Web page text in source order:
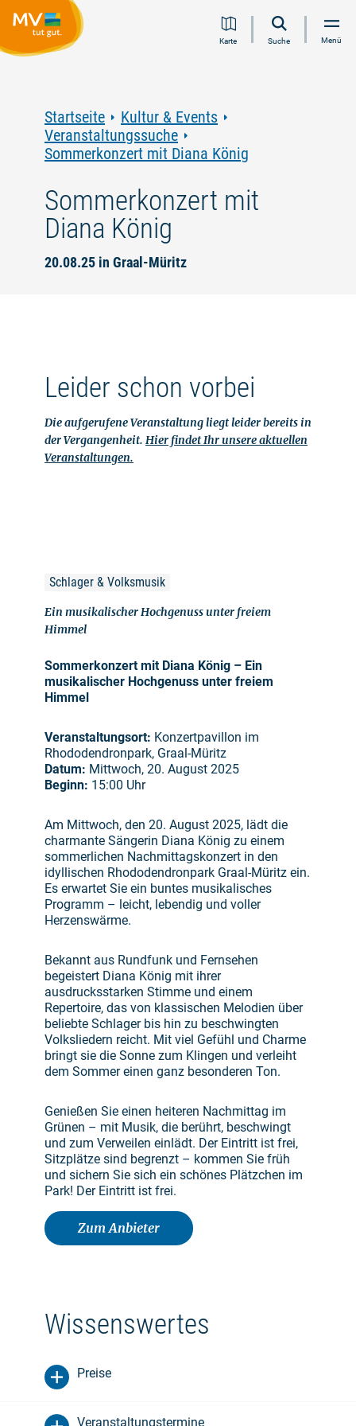
Inhalt
Navigation
Volltextsuche
FooterKarte Suche Menü
Startseite
Kultur & Events
Veranstaltungssuche
Sommerkonzert mit Diana König
Sommerkonzert mit
Diana König
20.08.25 in Graal-Müritz
Leider schon vorbei
Die aufgerufene Veranstaltung liegt leider bereits in
der Vergangenheit. Hier findet Ihr unsere aktuellen
Veranstaltungen.
Schlager & Volksmusik
Ein musikalischer Hochgenuss unter freiem
Himmel
Sommerkonzert mit Diana König – Ein
musikalischer Hochgenuss unter freiem
Himmel
Veranstaltungsort: Konzertpavillon im
Rhododendronpark, Graal-Müritz
Datum: Mittwoch, 20. August 2025
Beginn: 15:00 Uhr
Am Mittwoch, den 20. August 2025, lädt die
charmante Sängerin Diana König zu einem
sommerlichen Nachmittagskonzert in den
idyllischen Rhododendronpark Graal-Müritz ein.
Es erwartet Sie ein buntes musikalisches
Programm – leicht, lebendig und voller
Herzenswärme.
Bekannt aus Rundfunk und Fernsehen
begeistert Diana König mit ihrer
ausdrucksstarken Stimme und einem
Repertoire, das von klassischen Melodien über
beliebte Schlager bis hin zu beschwingten
Volksliedern reicht. Mit viel Gefühl und Charme
bringt sie die Sonne zum Klingen und verleiht
dem Sommer einen ganz besonderen Ton.
Genießen Sie einen heiteren Nachmittag im
Grünen – mit Musik, die berührt, beschwingt
und zum Verweilen einlädt. Der Eintritt ist frei,
Sitzplätze sind begrenzt – kommen Sie früh
und sichern Sie sich ein schönes Plätzchen im
Park! Der Eintritt ist frei.
Zum Anbieter
Wissenswertes
Preise
Veranstaltungstermine